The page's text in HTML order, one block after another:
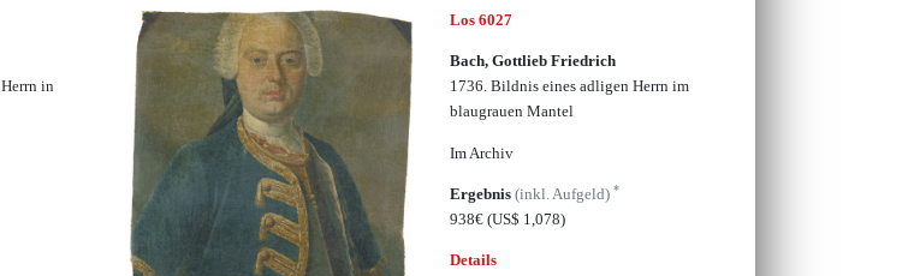
in
Los 6027
Bach, Gottlieb Friedrich
1736. Bildnis eines adligen Herrn im
blaugrauen Mantel
Im Archiv
Ergebnis (inkl. Aufgeld) *
938€ (US$ 1,078)
Details